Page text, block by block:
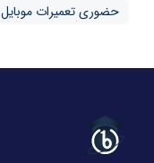
حضوری تعمیرات موبایل